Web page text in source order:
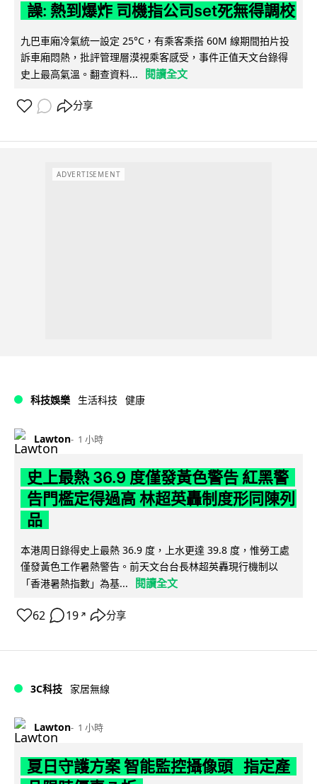
譟: 熱到爆炸 司機指公司set死無得調校
九巴車廂冷氣統一設定 25°C，有乘客乘搭 60M 線期間拍片投
訴車廂悶熱，批評管理層漠視乘客感受，事件正值天文台錄得
史上最高氣溫。翻查資料...
閱讀全文
分享
ADVERTISEMENT
科技娛樂 生活科技 健康
Lawton 1 小時
史上最熱 36.9 度僅發黃色警告 紅黑警
告門檻定得過高 林超英轟制度形同陳列
品
本港周日錄得史上最熱 36.9 度，上水更達 39.8 度，惟勞工處
僅發黃色工作暑熱警告。前天文台台長林超英轟現行機制以
「香港暑熱指數」為基...
閱讀全文
62 19 ↗ 分享
3C科技 家居無線
Lawton 1 小時
夏日守護方案 智能監控攝像頭 指定產